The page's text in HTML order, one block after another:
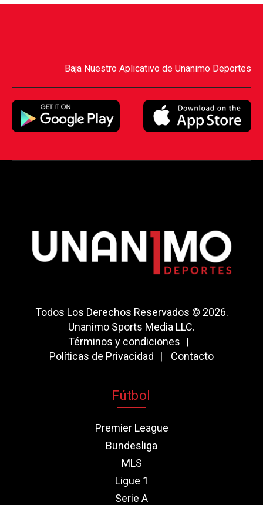
Baja Nuestro Aplicativo de Unanimo Deportes
Todos Los Derechos Reservados © 2026.
Unanimo Sports Media LLC.
Términos y condiciones
Políticas de Privacidad
Contacto
Fútbol
Premier League
Bundesliga
MLS
Ligue 1
Serie A